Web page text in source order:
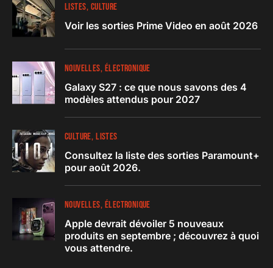
LISTES CULTURE
Voir les sorties Prime Video en août 2026
NOUVELLES ÉLECTRONIQUE
Galaxy S27 : ce que nous savons des 4
modèles attendus pour 2027
CULTURE LISTES
Consultez la liste des sorties Paramount+
pour août 2026.
NOUVELLES ÉLECTRONIQUE
Apple devrait dévoiler 5 nouveaux
produits en septembre ; découvrez à quoi
vous attendre.